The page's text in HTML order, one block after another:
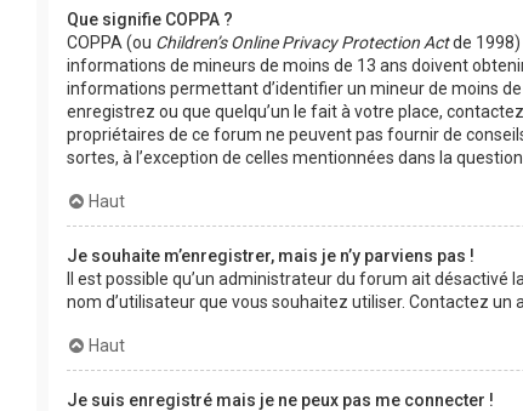
Que signifie COPPA ?
COPPA (ou Children’s Online Privacy Protection Actde 1998)
informations de mineurs de moins de 13 ans doivent
informations permettant d’identifier un mineur de moins de
enregistrez ou que quelqu’un le fait à votre place,
propriétaires de ce forum ne peuvent pas fournir de
sortes, à l’exception de celles mentionnées dans la
Haut
Je souhaite m’enregistrer, mais je n’y parviens pas !
Il est possible qu’un administrateur du forum ait
nom d’utilisateur que vous souhaitez utiliser. Contactez un
Haut
Je suis enregistré mais je ne peux pas me connecter !